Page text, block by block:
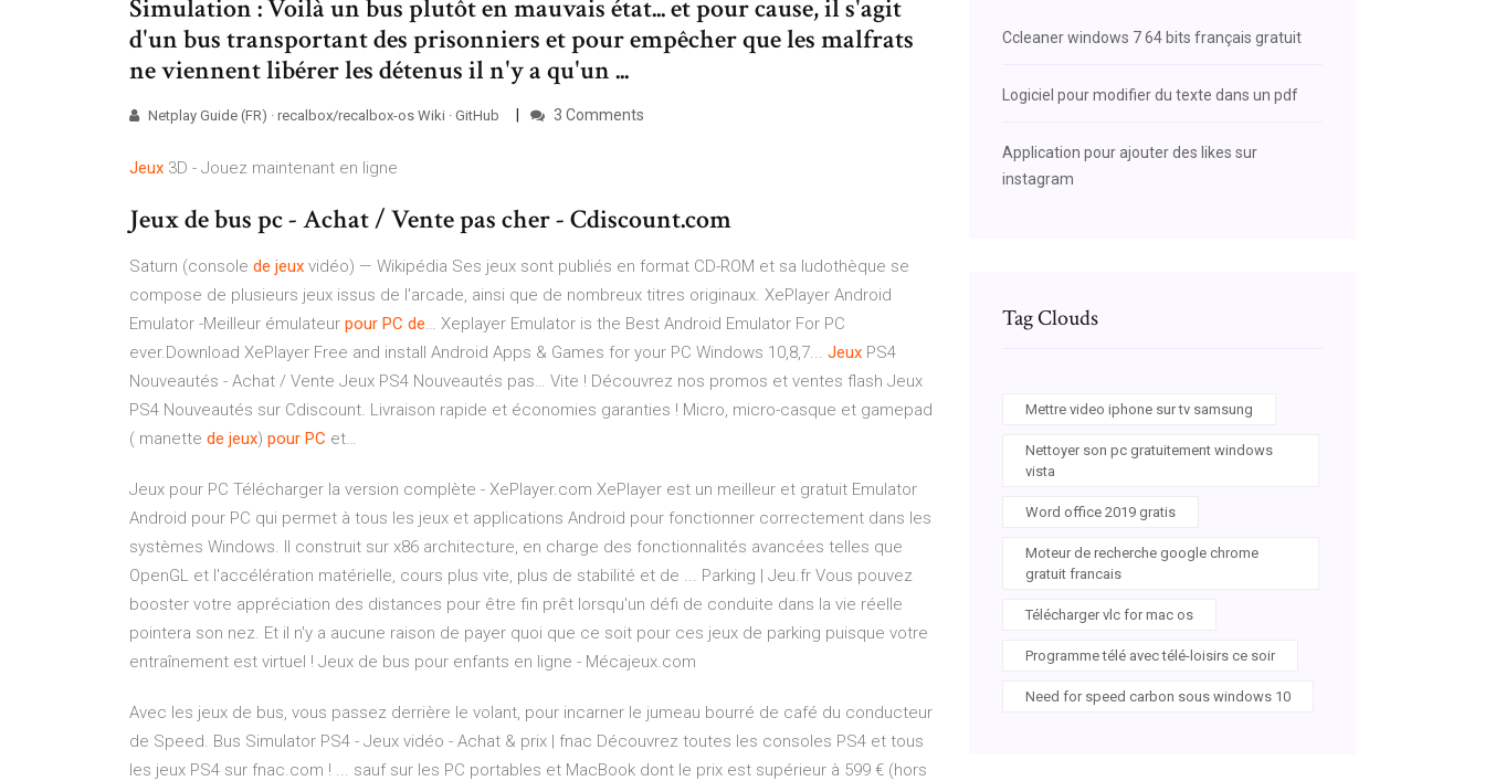
Simulation : Voilà un bus plutôt en mauvais état... et pour cause, il s'agit
d'un bus transportant des prisonniers et pour empêcher que les malfrats
ne viennent libérer les détenus il n'y a qu'un ...
Netplay Guide (FR) · recalbox/recalbox-os Wiki · GitHub 3 Comments
Jeux 3D - Jouez maintenant en ligne
Jeux de bus pc - Achat / Vente pas cher - Cdiscount.com
Saturn (console de jeux vidéo) — Wikipédia Ses jeux sont publiés en format CD-ROM et sa ludothèque se
compose de plusieurs jeux issus de l'arcade, ainsi que de nombreux titres originaux. XePlayer Android
Emulator -Meilleur émulateur pour PC de… Xeplayer Emulator is the Best Android Emulator For PC
ever.Download XePlayer Free and install Android Apps & Games for your PC Windows 10,8,7... Jeux PS4
Nouveautés - Achat / Vente Jeux PS4 Nouveautés pas… Vite ! Découvrez nos promos et ventes flash Jeux
PS4 Nouveautés sur Cdiscount. Livraison rapide et économies garanties ! Micro, micro-casque et gamepad
( manette de jeux) pour PC et…
Jeux pour PC Télécharger la version complète - XePlayer.com XePlayer est un meilleur et gratuit Emulator
Android pour PC qui permet à tous les jeux et applications Android pour fonctionner correctement dans les
systèmes Windows. Il construit sur x86 architecture, en charge des fonctionnalités avancées telles que
OpenGL et l'accélération matérielle, cours plus vite, plus de stabilité et de ... Parking | Jeu.fr Vous pouvez
booster votre appréciation des distances pour être fin prêt lorsqu'un défi de conduite dans la vie réelle
pointera son nez. Et il n'y a aucune raison de payer quoi que ce soit pour ces jeux de parking puisque votre
entraînement est virtuel ! Jeux de bus pour enfants en ligne - Mécajeux.com
Avec les jeux de bus, vous passez derrière le volant, pour incarner le jumeau bourré de café du conducteur
de Speed. Bus Simulator PS4 - Jeux vidéo - Achat & prix | fnac Découvrez toutes les consoles PS4 et tous
les jeux PS4 sur fnac.com ! ... sauf sur les PC portables et MacBook dont le prix est supérieur à 599 € (hors
Ccleaner windows 7 64 bits français gratuit
Logiciel pour modifier du texte dans un pdf
Application pour ajouter des likes sur
instagram
Tag Clouds
Mettre video iphone sur tv samsung
Nettoyer son pc gratuitement windows
vista
Word office 2019 gratis
Moteur de recherche google chrome
gratuit francais
Télécharger vlc for mac os
Programme télé avec télé-loisirs ce soir
Need for speed carbon sous windows 10